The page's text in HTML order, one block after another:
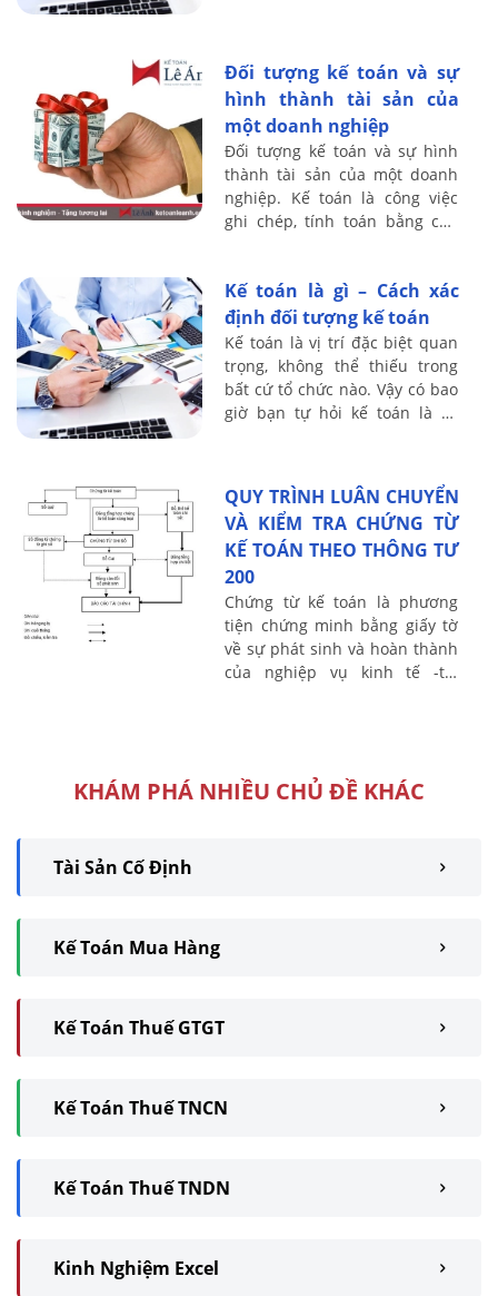
Đối tượng kế toán và sự
hình thành tài sản của
một doanh nghiệp
Đối tượng kế toán và sự hình
thành tài sản của một doanh
nghiệp. Kế toán là công việc
ghi chép, tính toán bằng con
...
Kế toán là gì – Cách xác
định đối tượng kế toán
Kế toán là vị trí đặc biệt quan
trọng, không thể thiếu trong
bất cứ tổ chức nào. Vậy có bao
giờ bạn tự hỏi kế toán là gì,
QUY TRÌNH LUÂN CHUYỂN
VÀ KIỂM TRA CHỨNG TỪ
KẾ TOÁN THEO THÔNG TƯ
200
Chứng từ kế toán là phương
tiện chứng minh bằng giấy tờ
về sự phát sinh và hoàn thành
của nghiệp vụ kinh tế -tài
KHÁM PHÁ NHIỀU CHỦ ĐỀ KHÁC
Tài Sản Cố Định
Kế Toán Mua Hàng
Kế Toán Thuế GTGT
Kế Toán Thuế TNCN
Kế Toán Thuế TNDN
Kinh Nghiệm Excel